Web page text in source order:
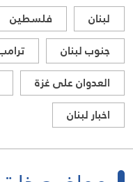
لبنان فلسطين
جنوب لبنان
العدوان على غزة
اخبار لبنان